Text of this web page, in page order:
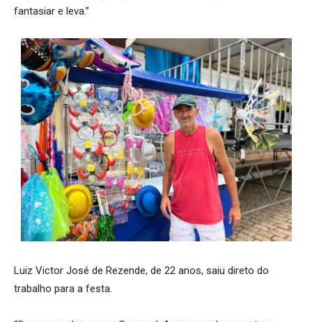
fantasiar e leva.”
Luiz Victor José de Rezende, de 22 anos, saiu direto do
trabalho para a festa.